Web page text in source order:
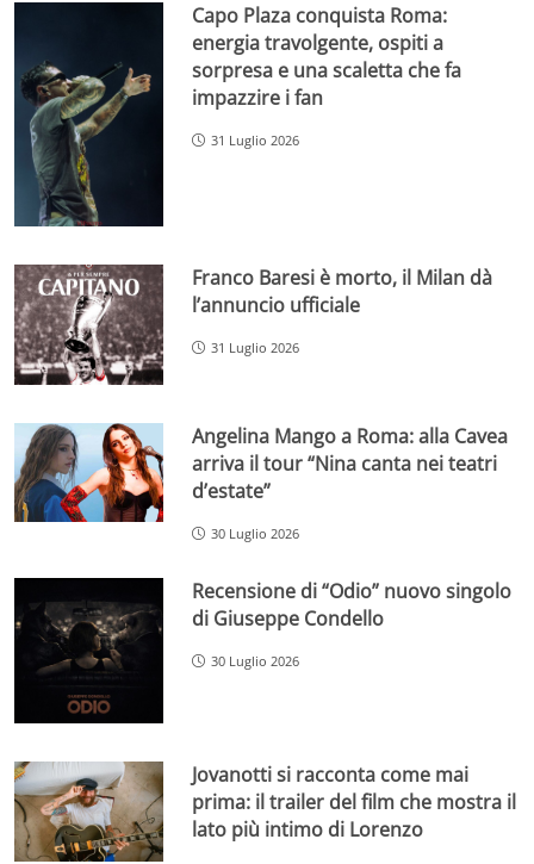
Capo Plaza conquista Roma:
energia travolgente, ospiti a
sorpresa e una scaletta che fa
impazzire i fan
31 Luglio 2026
Franco Baresi è morto, il Milan dà
l’annuncio ufficiale
31 Luglio 2026
Angelina Mango a Roma: alla Cavea
arriva il tour “Nina canta nei teatri
d’estate”
30 Luglio 2026
Recensione di “Odio” nuovo singolo
di Giuseppe Condello
30 Luglio 2026
Jovanotti si racconta come mai
prima: il trailer del film che mostra il
lato più intimo di Lorenzo